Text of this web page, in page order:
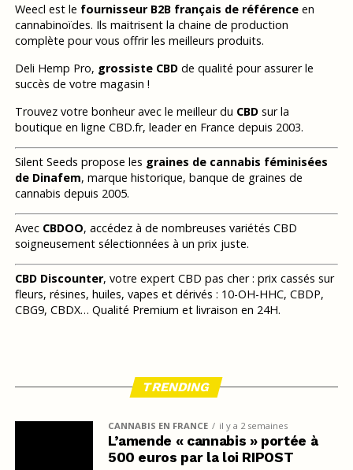
Weecl est le fournisseur B2B français de référenceen
cannabinoïdes. Ils maitrisent la chaine de production
complète pour vous offrir les meilleurs produits.
Deli Hemp Pro, grossiste CBDde qualité pour assurer le
succès de votre magasin !
Trouvez votre bonheur avec le meilleur du CBDsur la
boutique en ligne CBD.fr, leader en France depuis 2003.
Silent Seeds propose les graines de cannabis féminisées
de Dinafem, marque historique, banque de graines de
cannabis depuis 2005.
Avec CBDOO, accédez à de nombreuses variétés CBD
soigneusement sélectionnées à un prix juste.
CBD Discounter, votre expert CBD pas cher : prix cassés sur
fleurs, résines, huiles, vapes et dérivés : 10-OH-HHC, CBDP,
CBG9, CBDX… Qualité Premium et livraison en 24H.
TRENDING
CANNABIS EN FRANCE il y a 2 semaines
L’amende « cannabis » portée à
500 euros par la loi RIPOST